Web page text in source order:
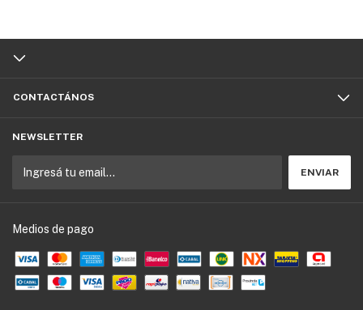
CONTACTÁNOS
NEWSLETTER
Medios de pago